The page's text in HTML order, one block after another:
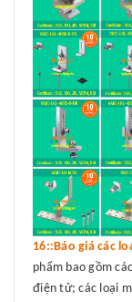
16::Báo giá các
phẩm bao gồm
điện tử; các loại